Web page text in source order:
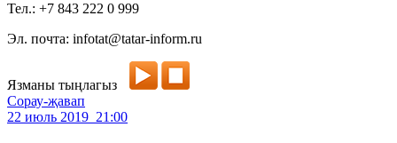
Тел.: +7 843 222 0 999
Эл. почта: infotat@tatar-inform.ru
Язманы тыңлагыз
Сорау-җавап
22 июль 2019 21:00